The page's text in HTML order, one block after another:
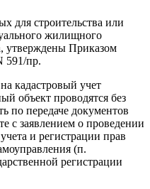
для строительства или
жилищного
утверждены Приказом
591/пр.
кадастровый учет
объект проводятся без
по передаче документов
с заявлением о проведении
и регистрации прав
(п.
регистрации